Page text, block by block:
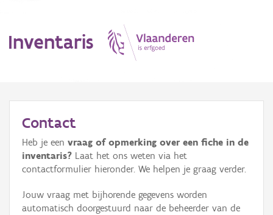
Inventaris
Erfgoedobject
Aanduidingsobject
Waarneming
Contact
Heb je een vraag of opmerking over een fiche in de
inventaris? Laat het ons weten via het
contactformulier hieronder. We helpen je graag verder.
Jouw vraag met bijhorende gegevens worden
automatisch doorgestuurd naar de beheerder van de